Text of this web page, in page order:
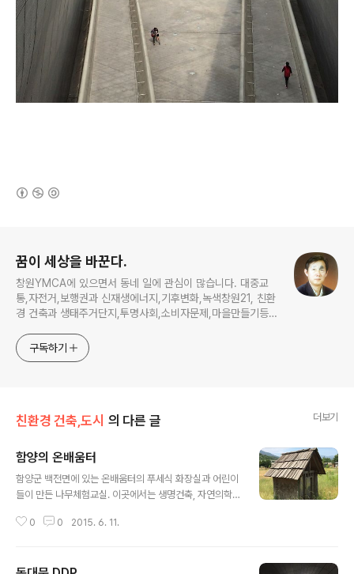
꿈이 세상을 바꾼다.
창원YMCA에 있으면서 동네 일에 관심이 많습니다. 대중교
통,자전거,보행권과 신재생에너지,기후변화,녹색창원21, 친환
경 건축과 생태주거단지,투명사회,소비자문제,마을만들기등...
구독하기
친환경 건축,도시 의 다른 글 더보기
함양의 온배움터
함양군 백전면에 있는 온배움터의 푸세식 화장실과 어린이
들이 만든 나무체험교실. 이곳에서는 생명건축, 자연의학,
준비하고 있습니다. ​​​
0 0 2015. 6. 11.